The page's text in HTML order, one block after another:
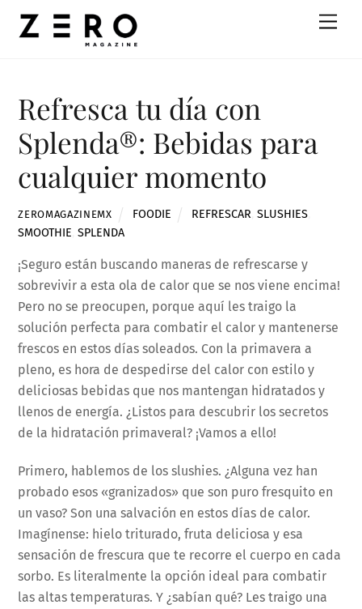
Refresca tu día con
Splenda®: Bebidas para
cualquier momento
ZEROMAGAZINEMX FOODIE REFRESCAR ,SLUSHIES
SMOOTHIE ,SPLENDA
¡Seguro están buscando maneras de refrescarse y
sobrevivir a esta ola de calor que se nos viene encima!
Pero no se preocupen, porque aquí les traigo la
solución perfecta para combatir el calor y mantenerse
frescos en estos días soleados. Con la primavera a
pleno, es hora de despedirse del calor con estilo y
deliciosas bebidas que nos mantengan hidratados y
llenos de energía. ¿Listos para descubrir los secretos
de la hidratación primaveral? ¡Vamos a ello!
Primero, hablemos de los slushies. ¿Alguna vez han
probado esos «granizados» que son puro fresquito en
un vaso? Son una salvación en estos días de calor.
Imagínense: hielo triturado, fruta deliciosa y esa
sensación de frescura que te recorre el cuerpo en cada
sorbo. Es literalmente la opción ideal para combatir
las altas temperaturas. Y ¿sabían qué? Les traigo una